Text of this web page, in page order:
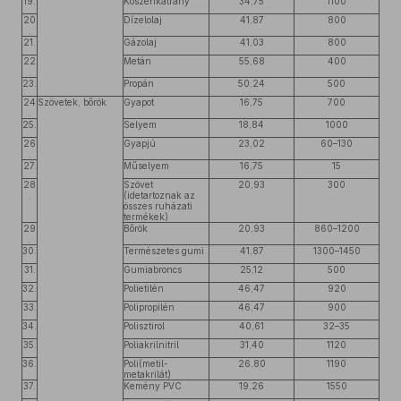
20
Dízelolaj 41,87 800
21. Gázolaj 41,03
800
22
Metán 55,68 400
23. Propán 50,24
500
24 Szövetek, bőrök Gyapot 16,75 700
25. Selyem 18,84
1000
26
Gyapjú 23,02 60–130
27. Műselyem 16,75
15
28
Szövet
(idetartoznak az
összes ruházati
termékek)
20,93 300
29
Bőrök 20,93 860–1200
30. Természetes gumi 41,87
1300–1450
31.
Gumiabroncs 25,12
500
32.
Polietilén 46,47
920
33.
Polipropilén 46,47
900
34.
Polisztirol 40,61
32–35
35.
Poliakrilnitril 31,40
1120
36.
Poli(metil-
metakrilát)
26,80 1190
37. Kemény PVC 19,26
1550